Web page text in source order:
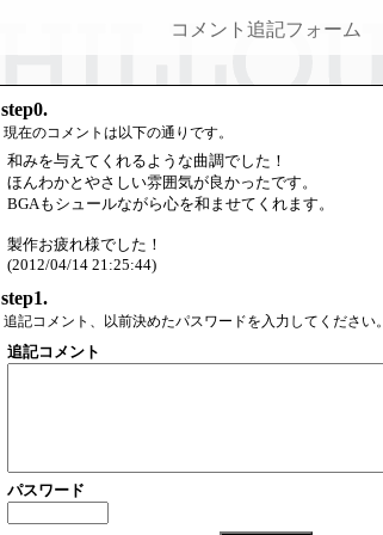
コメント追記フォーム
step0.
現在のコメントは以下の通りです。
和みを与えてくれるような曲調でした！
ほんわかとやさしい雰囲気が良かったです。
BGAもシュールながら心を和ませてくれます。
製作お疲れ様でした！
(2012/04/14 21:25:44)
step1.
追記コメント、以前決めたパスワードを入力してください。
追記コメント
パスワード